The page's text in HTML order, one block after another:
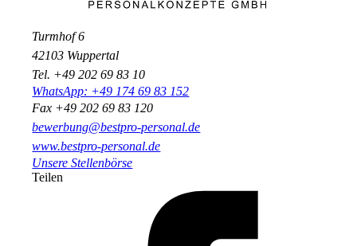
Turmhof 6
42103 Wuppertal
Tel. +49 202 69 83 10
WhatsApp: +49 174 69 83 152
Fax +49 202 69 83 120
bewerbung@bestpro-personal.de
www.bestpro-personal.de
Unsere Stellenbörse
Teilen